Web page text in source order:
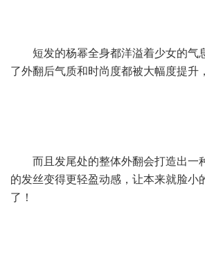
短发的杨幂全身都洋溢着少女的气
了外翻后气质和时尚度都被大幅度提升
而且发尾处的整体外翻会打造出一
的发丝变得更轻盈动感，让本来就脸小
了！